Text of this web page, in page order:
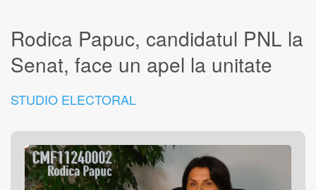
Rodica Papuc, candidatul PNL la
Senat, face un apel la unitate
STUDIO ELECTORAL